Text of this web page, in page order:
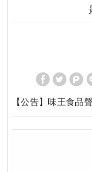
【公告】味王食品